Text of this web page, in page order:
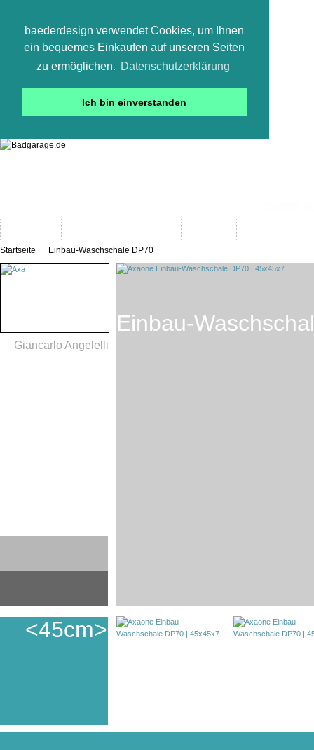
baederdesign verwendet Cookies, um Ihnen
ein bequemes Einkaufen auf unseren Seiten
zu ermöglichen. Datenschutzerklärung
Ich bin einverstanden
Startseite Einbau-Waschschale DP70
Giancarlo Angelelli
<45cm>
Einbau-